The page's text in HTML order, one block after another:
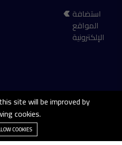
استضافة
المواقع
الإلكترونية
فيلا 1037, الحي الأول , المجاورة الخامسة , 6 اكتوبر
site will be improved by
cookies.
COOKIES